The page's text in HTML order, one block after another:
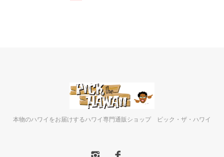
本物のハワイをお届けするハワイ専門通販ショップ ピック・ザ・ハワイ